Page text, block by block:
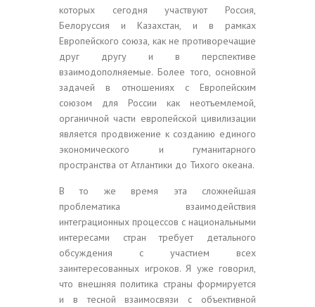
которых сегодня участвуют Россия,
Белоруссия и Казахстан, и в рамках
Европейского союза, как не противоречащие
друг другу и в перспективе
взаимодополняемые. Более того, основной
задачей в отношениях с Европейским
союзом для России как неотъемлемой,
органичной части европейской цивилизации
является продвижение к созданию единого
экономического и гуманитарного
пространства от Атлантики до Тихого океана.
В то же время эта сложнейшая
проблематика взаимодействия
интеграционных процессов с национальными
интересами стран требует детального
обсуждения с участием всех
заинтересованных игроков. Я уже говорил,
что внешняя политика страны формируется
и в тесной взаимосвязи с объективной